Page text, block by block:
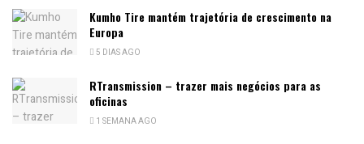
Kumho Tire mantém trajetória de crescimento na
Europa
5 DIAS AGO
RTransmission – trazer mais negócios para as
oficinas
1 SEMANA AGO